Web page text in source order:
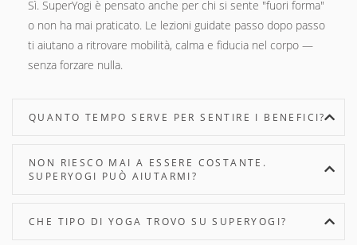
Sì. SuperYogi è pensato anche per chi si sente "fuori forma"
o non ha mai praticato. Le lezioni guidate passo dopo passo
ti aiutano a ritrovare mobilità, calma e fiducia nel corpo —
senza forzare nulla.
QUANTO TEMPO SERVE PER SENTIRE I BENEFICI?
NON RIESCO MAI A ESSERE COSTANTE.
SUPERYOGI PUÒ AIUTARMI?
CHE TIPO DI YOGA TROVO SU SUPERYOGI?